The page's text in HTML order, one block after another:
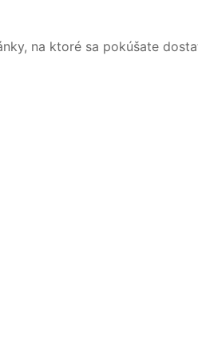
na ktoré sa pokúšate